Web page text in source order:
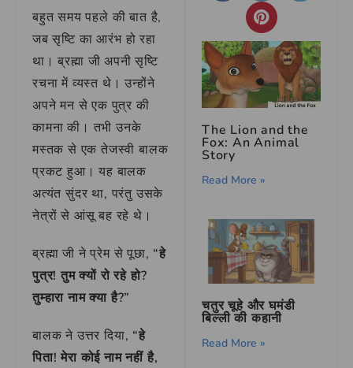
बहुत समय पहले की बात है,
जब सृष्टि का आरंभ हो रहा
था। ब्रह्मा जी अपनी सृष्टि
रचना में व्यस्त थे। उन्होंने
अपने मन से एक पुत्र की
कामना की। तभी उनके
मस्तक से एक तेजस्वी बालक
प्रकट हुआ। यह बालक
अत्यंत सुंदर था, परंतु उसके
नेत्रों से आंसू बह रहे थे।
ब्रह्मा जी ने प्रेम से पूछा, “हे
पुत्र! तुम क्यों रो रहे हो?
तुम्हारा नाम क्या है?”
बालक ने उत्तर दिया, “हे
पिता! मेरा कोई नाम नहीं है,
The Lion and the
Fox: An Animal
Story
Read More »
चतुर चूहे और घमंडी
बिल्ली की कहानी
Read More »